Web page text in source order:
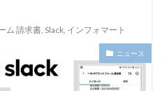
ム 請求書, Slack, インフォマート
ニュース